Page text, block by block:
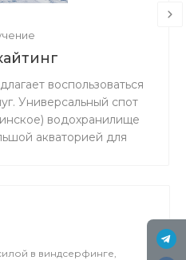
воспользоваться
Универсальный спот
водохранилище
акваторией для
мы занимаемся на
в виндсерфинге,